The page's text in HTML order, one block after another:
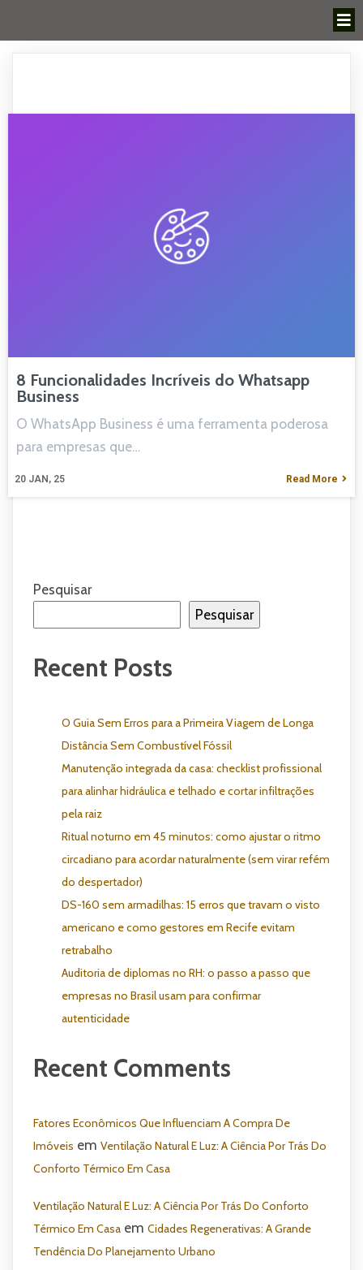
8 Funcionalidades Incríveis do Whatsapp
Business
20 JAN, 25
O WhatsApp Business é uma ferramenta poderosa
para empresas que…
Read More
Pesquisar
Pesquisar
Recent Posts
O Guia Sem Erros para a Primeira Viagem de Longa
Distância Sem Combustível Fóssil
Manutenção integrada da casa: checklist profissional
para alinhar hidráulica e telhado e cortar infiltrações
pela raiz
Ritual noturno em 45 minutos: como ajustar o ritmo
circadiano para acordar naturalmente (sem virar refém
do despertador)
DS-160 sem armadilhas: 15 erros que travam o visto
americano e como gestores em Recife evitam
retrabalho
Auditoria de diplomas no RH: o passo a passo que
empresas no Brasil usam para confirmar
autenticidade
Recent Comments
Fatores Econômicos Que Influenciam A Compra De
Imóveis em Ventilação Natural E Luz: A Ciência Por Trás Do
Conforto Térmico Em Casa
Ventilação Natural E Luz: A Ciência Por Trás Do Conforto
Térmico Em Casa em Cidades Regenerativas: A Grande
Tendência Do Planejamento Urbano